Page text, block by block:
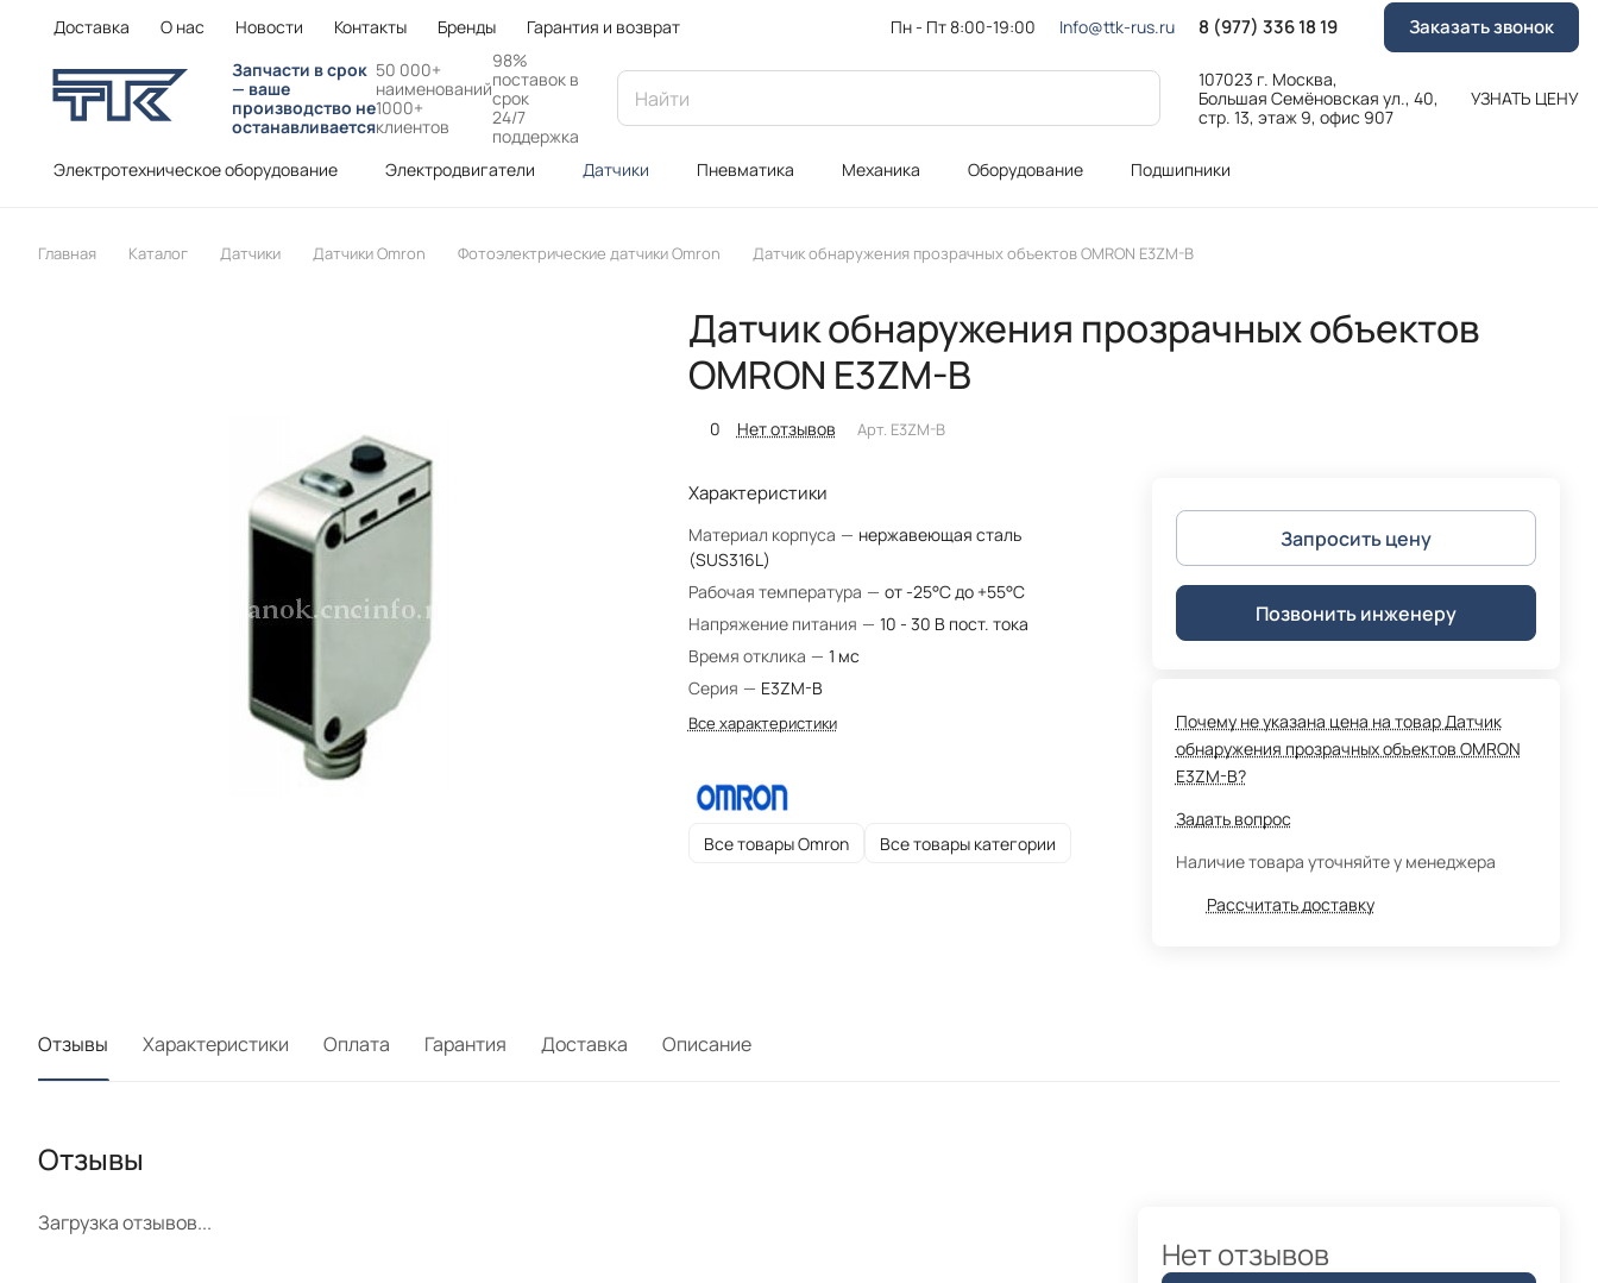
Доставка О нас Новости Контакты Бренды Гарантия и возврат Пн - Пт 8:00-19:00 Info@ttk-rus.ru 8 (977) 336 18 19 Заказать звонок
Запчасти в срок
— ваше
производство не
останавливается
50 000+
наименований
1000+
клиентов
98%
поставок в
срок
24/7
поддержка
107023 г. Москва,
Большая Семёновская ул., 40,
стр. 13, этаж 9, офис 907
УЗНАТЬ ЦЕНУ
Электротехническое оборудование Электродвигатели Датчики Пневматика Механика Оборудование Подшипники
Главная Каталог Датчики Датчики Omron Фотоэлектрические датчики Omron Датчик обнаружения прозрачных объектов OMRON E3ZM-B
Датчик обнаружения прозрачных объектов
OMRON E3ZM-B
0 Нет отзывов Арт. E3ZM-B
Характеристики
Материал корпуса — нержавеющая сталь
(SUS316L)
Рабочая температура — от -25°C до +55°C
Напряжение питания — 10 - 30 В пост. тока
Время отклика — 1 мс
Серия — E3ZM-B
Все характеристики
Все товары Omron Все товары категории
Запросить цену
Позвонить инженеру
Почему не указана цена на товар Датчик
обнаружения прозрачных объектов OMRON
E3ZM-B?
Задать вопрос
Наличие товара уточняйте у менеджера
Рассчитать доставку
Отзывы Характеристики Оплата Гарантия Доставка Описание
Отзывы
Загрузка отзывов...
Нет отзывов